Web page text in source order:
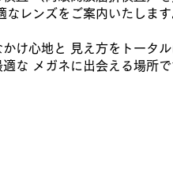
レンズをご案内いたします
け心地と 見え方をトータ
な メガネに出会える場所で